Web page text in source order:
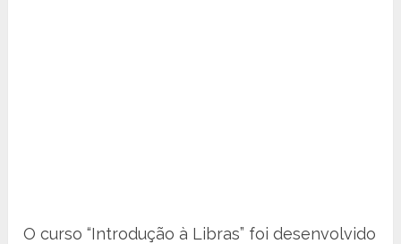
O curso “Introdução à Libras” foi desenvolvido